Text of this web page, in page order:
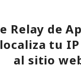
Relay de
tu
al sitio